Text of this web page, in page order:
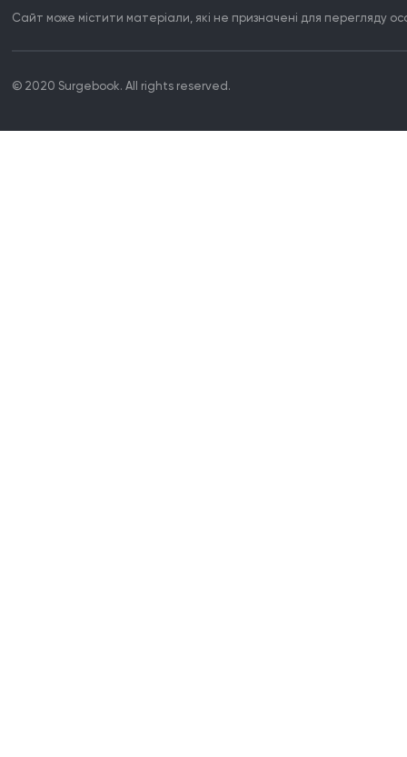
Сайт може містити матеріали, які не призначені для перегляду
© 2020 Surgebook. All rights reserved.